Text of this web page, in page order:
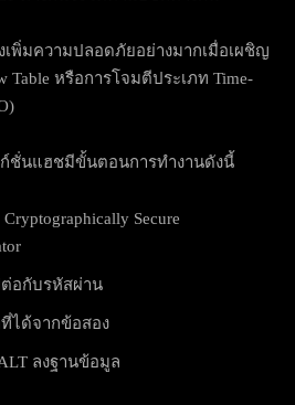
เพิ่มความปลอดภัยอย่างมากเมื่อเผชิญ
Table หรือการโจมตีประเภท Time-
ชั่นแฮชมีขั้นตอนการทำงานดังนี้
Secure
อกับรหัสผ่าน
ได้จากข้อสอง
ลงฐานข้อมูล